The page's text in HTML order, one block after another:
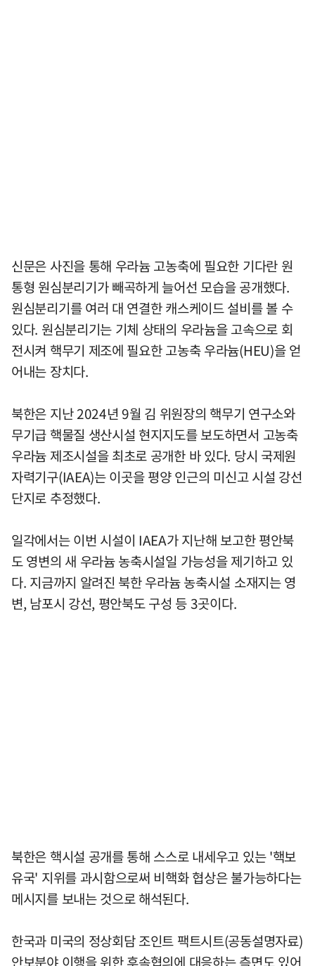
신문은 사진을 통해 우라늄 고농축에 필요한 기다란 원
통형 원심분리기가 빼곡하게 늘어선 모습을 공개했다.
원심분리기를 여러 대 연결한 캐스케이드 설비를 볼 수
있다. 원심분리기는 기체 상태의 우라늄을 고속으로 회
전시켜 핵무기 제조에 필요한 고농축 우라늄(HEU)을 얻
어내는 장치다.
북한은 지난 2024년 9월 김 위원장의 핵무기 연구소와
무기급 핵물질 생산시설 현지지도를 보도하면서 고농축
우라늄 제조시설을 최초로 공개한 바 있다. 당시 국제원
자력기구(IAEA)는 이곳을 평양 인근의 미신고 시설 강선
단지로 추정했다.
일각에서는 이번 시설이 IAEA가 지난해 보고한 평안북
도 영변의 새 우라늄 농축시설일 가능성을 제기하고 있
다. 지금까지 알려진 북한 우라늄 농축시설 소재지는 영
변, 남포시 강선, 평안북도 구성 등 3곳이다.
북한은 핵시설 공개를 통해 스스로 내세우고 있는 '핵보
유국' 지위를 과시함으로써 비핵화 협상은 불가능하다는
메시지를 보내는 것으로 해석된다.
한국과 미국의 정상회담 조인트 팩트시트(공동설명자료)
안보분야 이행을 위한 후속협의에 대응하는 측면도 있어